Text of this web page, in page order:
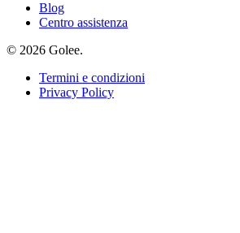
Blog
Centro assistenza
© 2026 Golee.
Termini e condizioni
Privacy Policy